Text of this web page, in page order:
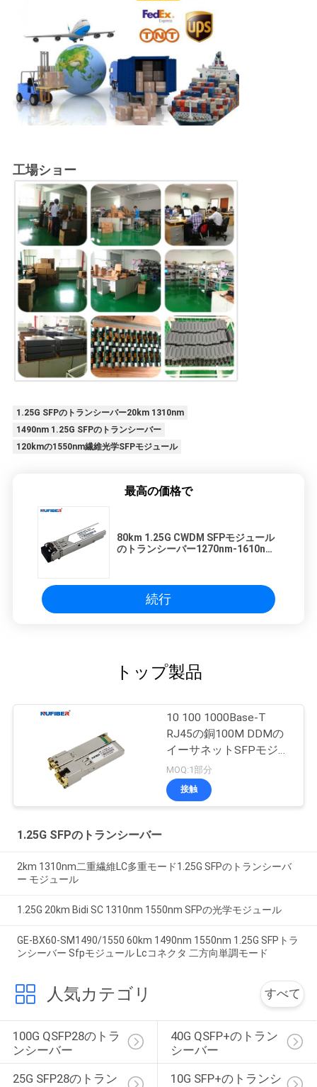
工場ショー
1.25G SFPのトランシーバー20km 1310nm
1490nm 1.25G SFPのトランシーバー
120kmの1550nm繊維光学SFPモジュール
最高の価格で
80km 1.25G CWDM SFPモジュール
のトランシーバー1270nm-1610nm
続行
トップ製品
10 100 1000Base-T
RJ45の銅100M DDMの
イーサネットSFPモジュ
ール
MOQ:1部分
接触
1.25G SFPのトランシーバー
2km 1310nm二重繊維LC多重モード1.25G SFPのトランシーバ
ー モジュール
1.25G 20km Bidi SC 1310nm 1550nm SFPの光学モジュール
GE-BX60-SM1490/1550 60km 1490nm 1550nm 1.25G SFPトラ
ンシーバー Sfpモジュール Lcコネクタ 二方向単調モード
人気カテゴリ すべて
100G QSFP28のトラ
ンシーバー
40G QSFP+のトラン
シーバー
25G SFP28のトラン
10G SFP+のトランシ